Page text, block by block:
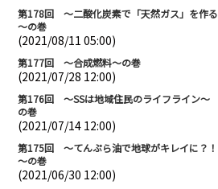
第178回 ～二酸化炭素で「天然ガス」を作る
～の巻
(2021/08/11 05:00)
第177回 ～合成燃料～の巻
(2021/07/28 12:00)
第176回 ～SSは地域住民のライフライン～
の巻
(2021/07/14 12:00)
第175回 ～てんぷら油で地球がキレイに？！
～の巻
(2021/06/30 12:00)